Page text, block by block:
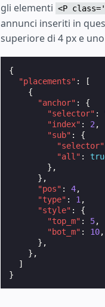
gli elementi <P
annunci inseriti in
superiore di 4 px e
{
"placements" :
[
{
"anchor" :
{
"selector" :
"index" : 2 ,
"sub" :
{
"selector"
"all" :
},
},
"pos" : 4,
"type" : 1 ,
"style" :
{
"top_m" : 5,
"bot_m" : 10,
},
},
]
}